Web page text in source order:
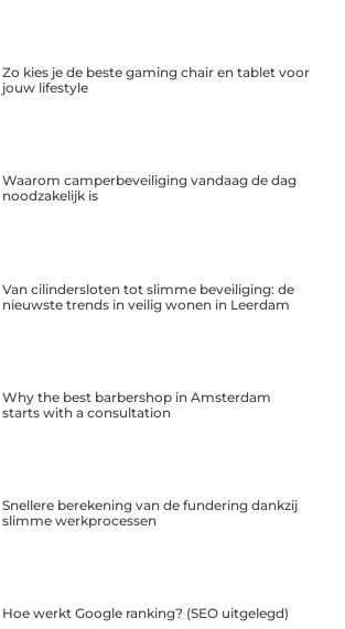
Zo kies je de beste gaming chair en tablet voor
jouw lifestyle
Waarom camperbeveiliging vandaag de dag
noodzakelijk is
Van cilindersloten tot slimme beveiliging: de
nieuwste trends in veilig wonen in Leerdam
Why the best barbershop in Amsterdam
starts with a consultation
Snellere berekening van de fundering dankzij
slimme werkprocessen
Hoe werkt Google ranking? (SEO uitgelegd)